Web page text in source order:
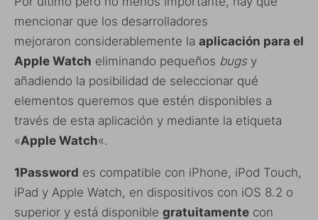
mencionar que los desarrolladores
mejoraron considerablemente la aplicación para el
Apple Watch eliminando pequeños bugsy
añadiendo la posibilidad de seleccionar qué
elementos queremos que estén disponibles a
través de esta aplicación y mediante la etiqueta
«Apple Watch«.
1Password es compatible con iPhone, iPod Touch,
iPad y Apple Watch, en dispositivos con iOS 8.2 o
superior y está disponible gratuitamente con